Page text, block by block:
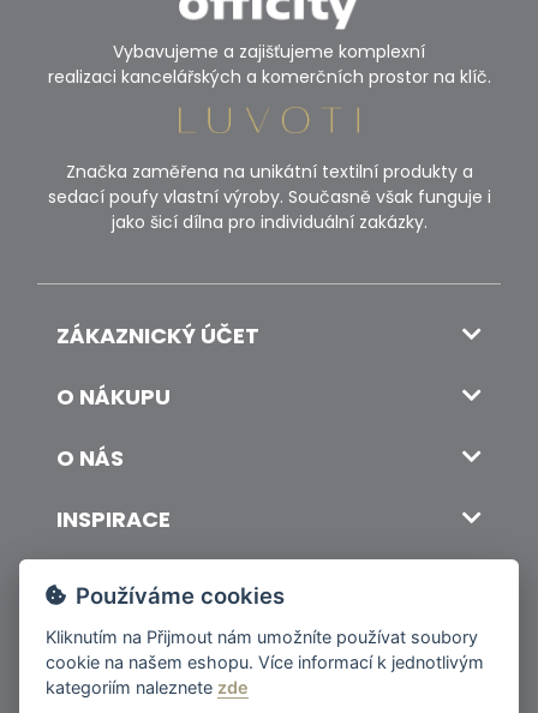
Vybavujeme a zajišťujeme komplexní
realizaci kancelářských a komerčních prostor na klíč.
Značka zaměřena na unikátní textilní produkty a
sedací poufy vlastní výroby. Současně však funguje i
jako šicí dílna pro individuální zakázky.
ZÁKAZNICKÝ ÚČET
O NÁKUPU
O NÁS
INSPIRACE
DOPRAVA A PLATBA
© 2026 ITALSKY INTERIER s.r.o. Vytvořilo INIZIO Internet Media s.r.o.|
nastavení cookies
Používáme cookies
Kliknutím na Přijmout nám umožníte používat soubory
cookie na našem eshopu. Více informací k jednotlivým
kategoriím naleznete zde